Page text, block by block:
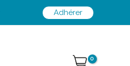
Adhérer